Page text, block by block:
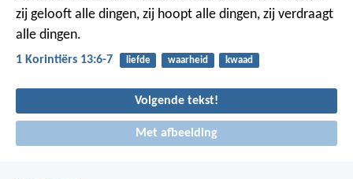
zij gelooft alle dingen, zij hoopt alle dingen, zij verdraagt
alle dingen.
1 Korintiërs 13:6-7 liefde waarheid kwaad
Volgende tekst!
Met afbeelding